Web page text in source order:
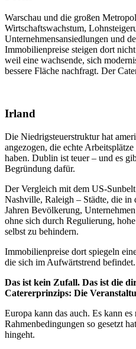
Warschau und die großen
Wirtschaftswachstum,
Unternehmensansiedlungen und
Immobilienpreise steigen dort
weil eine wachsende, sich
bessere Fläche nachfragt. Der
Irland
Die Niedrigsteuerstruktur hat
angezogen, die echte
haben. Dublin ist teuer – und es
Begründung dafür.
Der Vergleich mit dem US-
Nashville, Raleigh – Städte, die in
Jahren Bevölkerung,
ohne sich durch Regulierung,
selbst zu behindern.
Immobilienpreise dort spiegeln
die sich im Aufwärtstrend befindet.
Das ist kein Zufall. Das ist die
Catererprinzips: Die
Europa kann das auch. Es kann
Rahmenbedingungen so gesetzt
hingeht.